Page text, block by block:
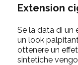
Extension
Se la data di un
un look
ottenere un
sintetiche